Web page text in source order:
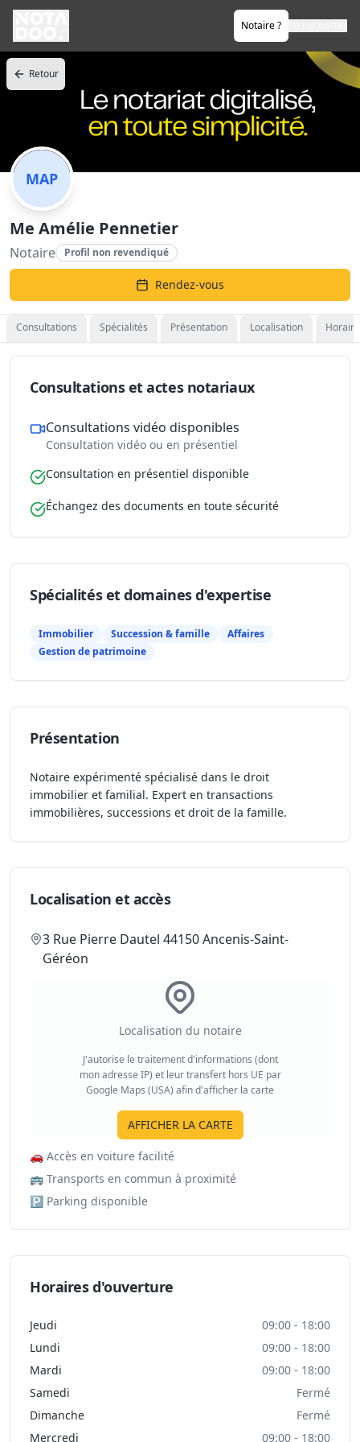
Notaire ?
Retour
MAP
Me Amélie Pennetier
Notaire Profil non revendiqué
Rendez-vous
Consultations Spécialités Présentation Localisation
Consultations et actes notariaux
Consultations vidéo disponibles
Consultation vidéo ou en présentiel
Consultation en présentiel disponible
Échangez des documents en toute sécurité
Spécialités et domaines d'expertise
Immobilier Succession & famille
Affaires
Gestion de patrimoine
Présentation
Notaire expérimenté spécialisé dans le droit
immobilier et familial. Expert en transactions
immobilières, successions et droit de la famille.
Localisation et accès
3 Rue Pierre Dautel 44150 Ancenis-Saint-
Géréon
Localisation du notaire
J'autorise le traitement d'informations (dont
mon adresse IP) et leur transfert hors UE par
Google Maps (USA) afin d'afficher la carte
AFFICHER LA CARTE
🚗 Accès en voiture facilité
🚌 Transports en commun à proximité
🅿️ Parking disponible
Horaires d'ouverture
Jeudi
09:00 - 18:00
Lundi
09:00 - 18:00
Mardi
09:00 - 18:00
Samedi
Fermé
Dimanche
Fermé
Mercredi
09:00 - 18:00